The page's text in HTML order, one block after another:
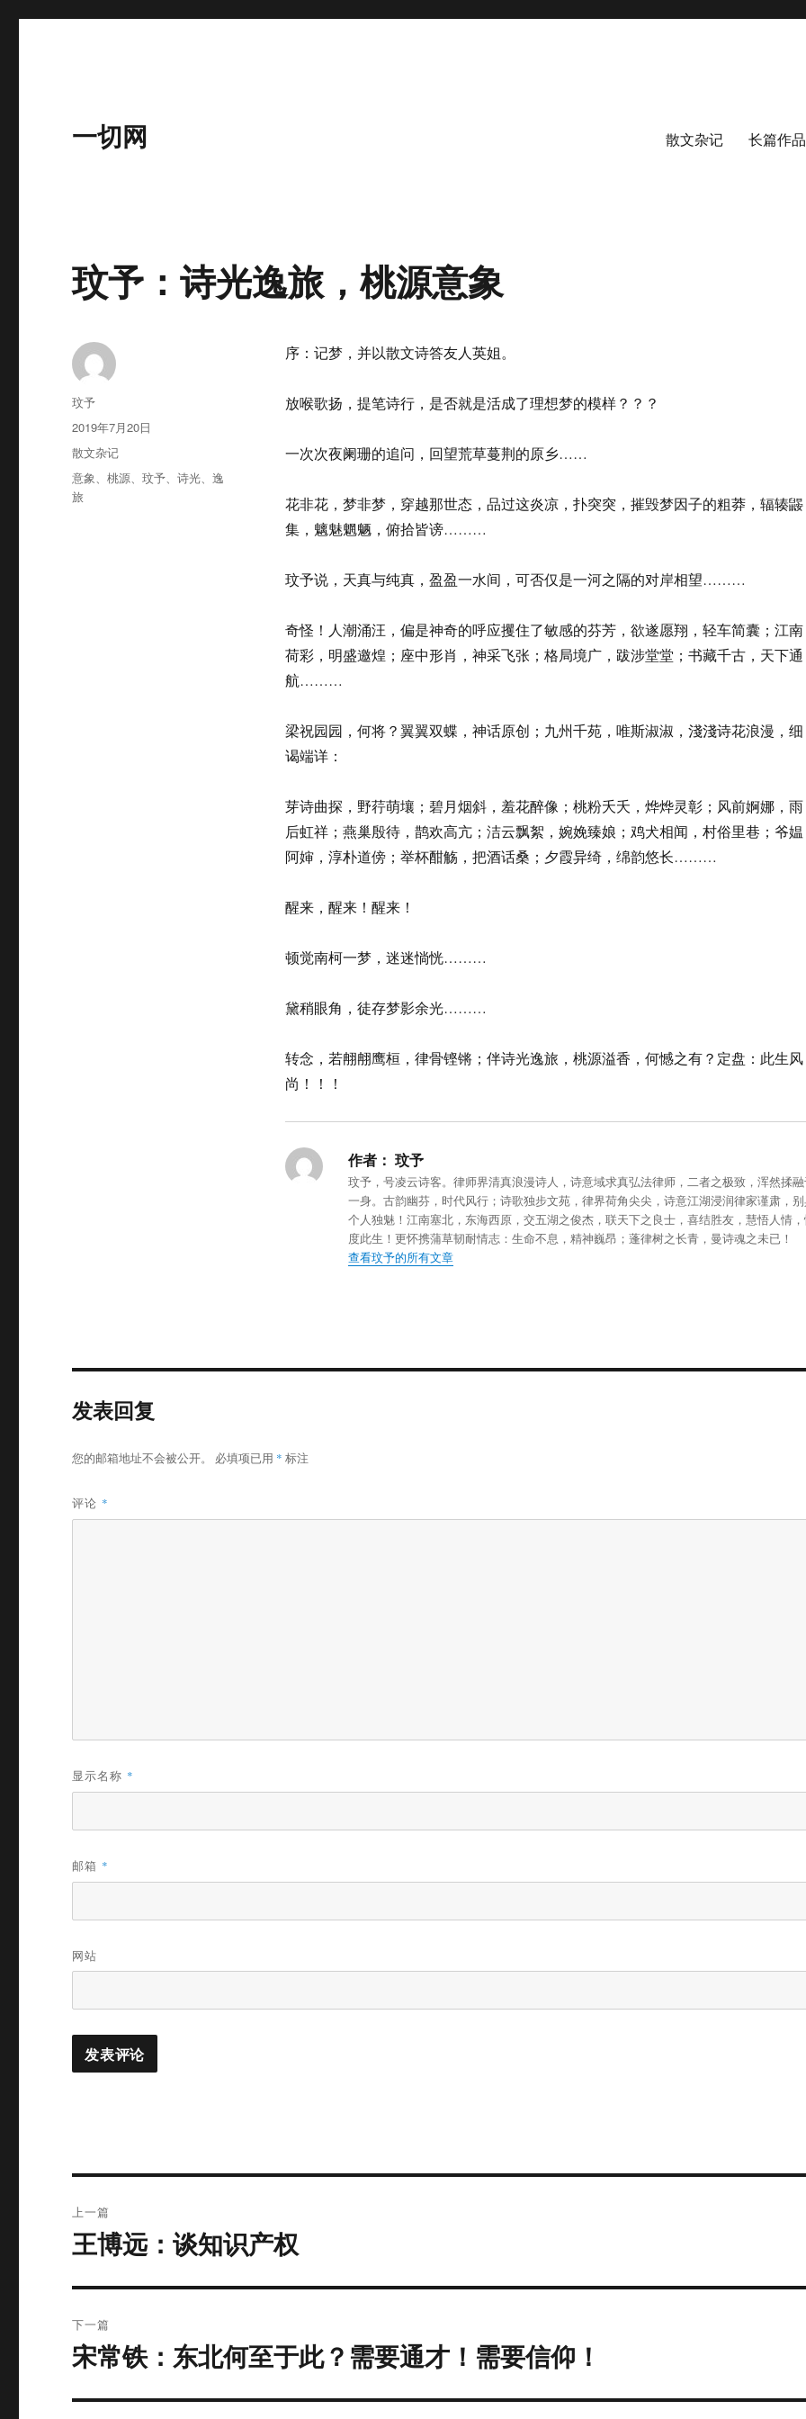
一切网 散文杂记 长篇作品
玟予：诗光逸旅，桃源意象
序：记梦，并以散文诗答友人英姐。
放喉歌扬，提笔诗行，是否就是活成了理想梦的模样？？？
一次次夜阑珊的追问，回望荒草蔓荆的原乡……
花非花，梦非梦，穿越那世态，品过这炎凉，扑突突，摧毁梦因子的粗莽，辐辏鼹
集，魑魅魍魉，俯拾皆谤………
玟予说，天真与纯真，盈盈一水间，可否仅是一河之隔的对岸相望………
奇怪！人潮涌汪，偏是神奇的呼应攫住了敏感的芬芳，欲遂愿翔，轻车简囊；江南
荷彩，明盛邀煌；座中形肖，神采飞张；格局境广，跋涉堂堂；书藏千古，天下通
航………
梁祝园园，何将？翼翼双蝶，神话原创；九州千苑，唯斯淑淑，淺淺诗花浪漫，细
谒端详：
芽诗曲探，野荇萌壤；碧月烟斜，羞花醉像；桃粉夭夭，烨烨灵彰；风前婀娜，雨
后虹祥；燕巢殷待，鹊欢高亢；洁云飘絮，婉娩臻娘；鸡犬相闻，村俗里巷；爷媪
阿婶，淳朴道傍；举杯酣觞，把酒话桑；夕霞异绮，绵韵悠长………
醒来，醒来！醒来！
顿觉南柯一梦，迷迷惝恍………
黛稍眼角，徒存梦影余光………
转念，若䎃䎃鹰桓，律骨铿锵；伴诗光逸旅，桃源溢香，何憾之有？定盘：此生风
尚！！！
作者： 玟予
玟予，号凌云诗客。律师界清真浪漫诗人，诗意域求真弘法律师，二者之极致，浑然揉
一身。古韵幽芬，时代风行；诗歌独步文苑，律界荷角尖尖，诗意江湖浸润律家谨肃，
个人独魅！江南塞北，东海西原，交五湖之俊杰，联天下之良士，喜结胜友，慧悟人情
度此生！更怀携蒲草韧耐情志：生命不息，精神巍昂；蓬律树之长青，曼诗魂之未已！
查看玟予的所有文章
作
者
玟予
发
布
于
2019年7月20日
分
类
散文杂记
标
签
意象、桃源、玟予、诗光、逸
旅
发表回复
您的邮箱地址不会被公开。 必填项已用 * 标注
评论 *
显示名称 *
邮箱 *
网站
章
上一篇
上
文
王博远：谈知识产权
下一篇
下
篇
文
宋常铁：东北何至于此？需要通才！需要信仰！